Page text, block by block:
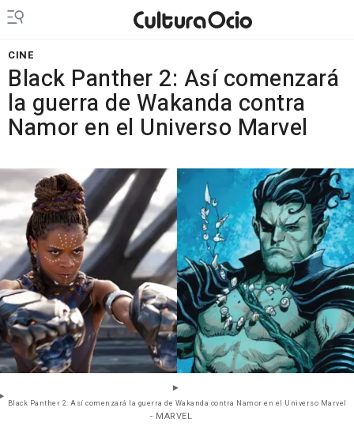
CINE
Black Panther 2: Así comenzará
la guerra de Wakanda contra
Namor en el Universo Marvel
Black Panther 2: Así comenzará la guerra de Wakanda contra Namor en el Universo Marvel
- MARVEL